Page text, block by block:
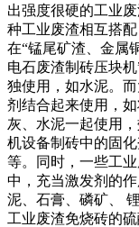
出强度很硬的工业
种工业废渣相互搭
在“锰尾矿渣、金属
电石废渣制砖压块
独使用，如水泥。
剂结合起来使用，
灰、水泥一起使用
机设备制砖中的固
等。同时，一些工
中，充当激发剂的
泥、石膏、磷矿、
工业废渣免烧砖的